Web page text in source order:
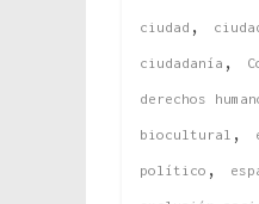
ciudad ,
ciudadanía ,
derechos
biocultural ,
político ,